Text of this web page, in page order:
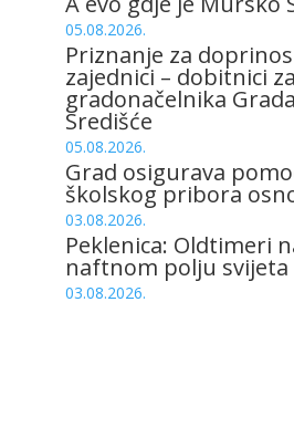
05.08.2026.
Priznanje za
zajednici – dobitnici
gradonačelnika
Središće
05.08.2026.
Grad osigurava
školskog pribora
03.08.2026.
Peklenica: Oldtimeri
naftnom polju svijeta
03.08.2026.